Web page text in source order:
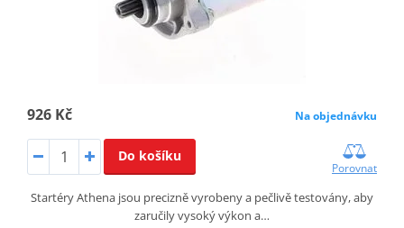
926 Kč Na objednávku
Do košíku
Porovnat
Startéry Athena jsou precizně vyrobeny a pečlivě testovány, aby
zaručily vysoký výkon a…